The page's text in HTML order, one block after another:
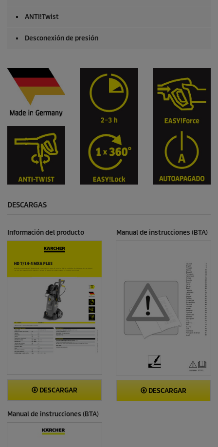
ANTI!Twist
Desconexión de presión
DESCARGAS
Información del producto
DESCARGAR
Manual de instrucciones (BTA)
DESCARGAR
Manual de instrucciones (BTA)